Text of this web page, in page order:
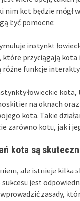
kot będzie mógł
być pomocne:
instynkt
przyciągają kota
różne funkcje
łowieckie
na oknach
kota. Takie
zarówno kotu, jak i
kota są
ale istnieje kilka
jest
zasady,